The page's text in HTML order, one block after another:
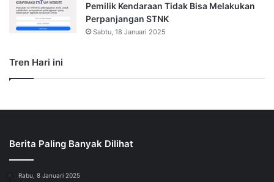
Pemilik Kendaraan Tidak Bisa Melakukan
Perpanjangan STNK
Sabtu, 18 Januari 2025
Tren Hari ini
Berita Paling Banyak Dilihat
Rabu, 8 Januari 2025